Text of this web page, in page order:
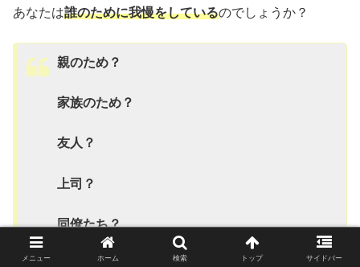
あなたは誰のために我慢をしているのでしょうか？
親のため？
家族のため？
友人？
上司？
同僚たち？
メニュー ホーム 検索 トップ サイドバー